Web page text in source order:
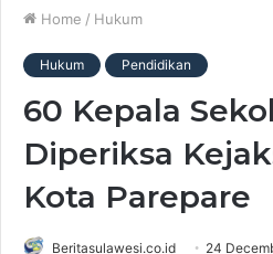
Home / Hukum
Hukum Pendidikan
60 Kepala
Diperiksa
Kota Parepare
Beritasulawesi.co.id 24